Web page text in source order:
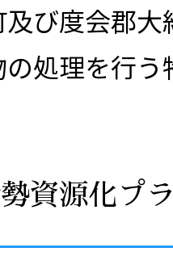
び度会郡
処理を行
勢資源化プ